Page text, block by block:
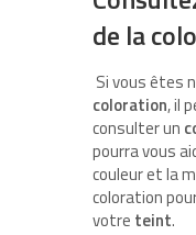
de la
Si vous êtes
coloration, il
consulter un
pourra vous
couleur et la
coloration
votre teint.